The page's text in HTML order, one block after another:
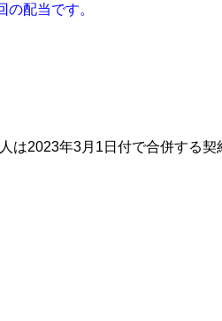
配当です。
は2023年3月1日付で合併する